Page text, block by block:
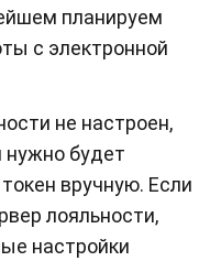
планируем
с электронной
не настроен,
нужно будет
вручную. Если
лояльности,
настройки